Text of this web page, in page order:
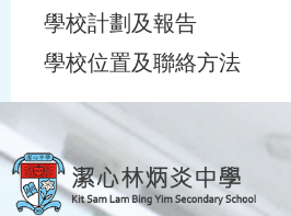
學校計劃及報告
學校位置及聯絡方法